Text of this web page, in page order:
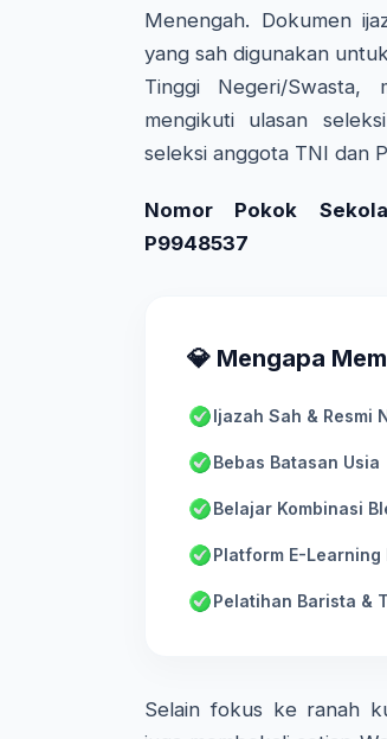
Menengah. Dokumen
yang sah digunakan
Tinggi Negeri/Swasta,
mengikuti ulasan
seleksi anggota TNI dan
Nomor Pokok
P9948537
💎 Mengapa
Ijazah Sah & Resmi
Bebas Batasan Usia
Belajar Kombinasi
Platform E-Learning
Pelatihan Barista &
Selain fokus ke ranah